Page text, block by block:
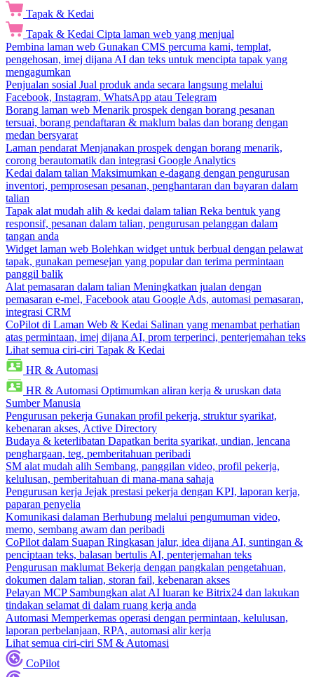
Tapak & Kedai
Tapak & Kedai Cipta laman web yang menjual
Pembina laman web Gunakan CMS percuma kami, templat,
pengehosan, imej dijana AI dan teks untuk mencipta tapak yang
mengagumkan
Penjualan sosial Jual produk anda secara langsung melalui
Facebook, Instagram, WhatsApp atau Telegram
Borang laman web Menarik prospek dengan borang pesanan
tersuai, borang pendaftaran & maklum balas dan borang dengan
medan bersyarat
Laman pendarat Menjanakan prospek dengan borang menarik,
corong berautomatik dan integrasi Google Analytics
Kedai dalam talian Maksimumkan e-dagang dengan pengurusan
inventori, pemprosesan pesanan, penghantaran dan bayaran dalam
talian
Tapak alat mudah alih & kedai dalam talian Reka bentuk yang
responsif, pesanan dalam talian, pengurusan pelanggan dalam
tangan anda
Widget laman web Bolehkan widget untuk berbual dengan pelawat
tapak, gunakan pemesejan yang popular dan terima permintaan
panggil balik
Alat pemasaran dalam talian Meningkatkan jualan dengan
pemasaran e-mel, Facebook atau Google Ads, automasi pemasaran,
integrasi CRM
CoPilot di Laman Web & Kedai Salinan yang menambat perhatian
atas permintaan, imej dijana AI, prom terperinci, penterjemahan teks
Lihat semua ciri-ciri Tapak & Kedai
HR & Automasi
HR & Automasi Optimumkan aliran kerja & uruskan data
Sumber Manusia
Pengurusan pekerja Gunakan profil pekerja, struktur syarikat,
kebenaran akses, Active Directory
Budaya & keterlibatan Dapatkan berita syarikat, undian, lencana
penghargaan, teg, pemberitahuan peribadi
SM alat mudah alih Sembang, panggilan video, profil pekerja,
kelulusan, pemberitahuan di mana-mana sahaja
Pengurusan kerja Jejak prestasi pekerja dengan KPI, laporan kerja,
paparan penyelia
Komunikasi dalaman Berhubung melalui pengumuman video,
memo, sembang awam dan peribadi
CoPilot dalam Suapan Ringkasan jalur, idea dijana AI, suntingan &
penciptaan teks, balasan bertulis AI, penterjemahan teks
Pengurusan maklumat Bekerja dengan pangkalan pengetahuan,
dokumen dalam talian, storan fail, kebenaran akses
Pelayan MCP Sambungkan alat AI luaran ke Bitrix24 dan lakukan
tindakan selamat di dalam ruang kerja anda
Automasi Memperkemas operasi dengan permintaan, kelulusan,
laporan perbelanjaan, RPA, automasi alir kerja
Lihat semua ciri-ciri SM & Automasi
CoPilot